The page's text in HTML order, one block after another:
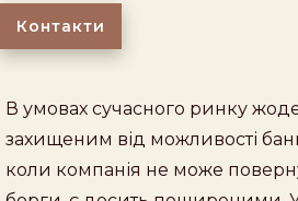
Контакти
В умовах сучасного ринку
захищеним від можливості
коли компанія не може